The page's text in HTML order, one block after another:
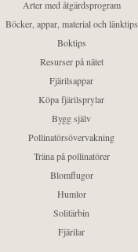
Arter med åtgärdsprogram
Böcker, appar, material och länktips
Boktips
Resurser på nätet
Fjärilsappar
Köpa fjärilsprylar
Bygg själv
Pollinatörsövervakning
Träna på pollinatörer
Blomflugor
Humlor
Solitärbin
Fjärilar